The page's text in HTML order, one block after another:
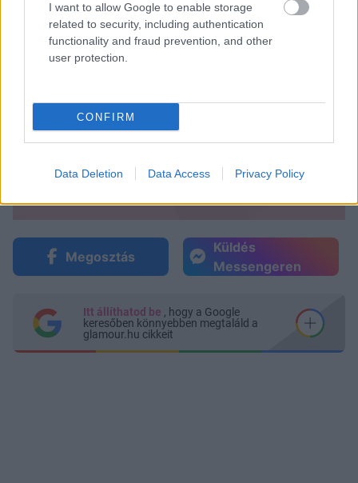
I want to allow Google to enable storage
related to security, including authentication
functionality and fraud prevention, and other
user protection.
CONFIRM
Data Deletion Data Access Privacy Policy
Megosztás
Küldés
Messengeren
Itt állíthatod be , hogy a Google
keresőben könnyebben megtaláld a
glamour.hu cikkeit